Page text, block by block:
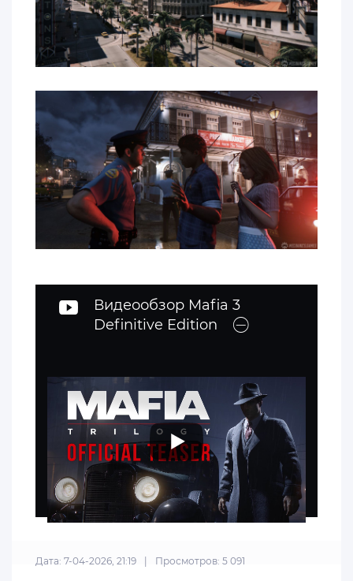
Видеообзор Mafia 3
Definitive Edition
Дата: 7-04-2026, 21:19 | Просмотров: 5 091